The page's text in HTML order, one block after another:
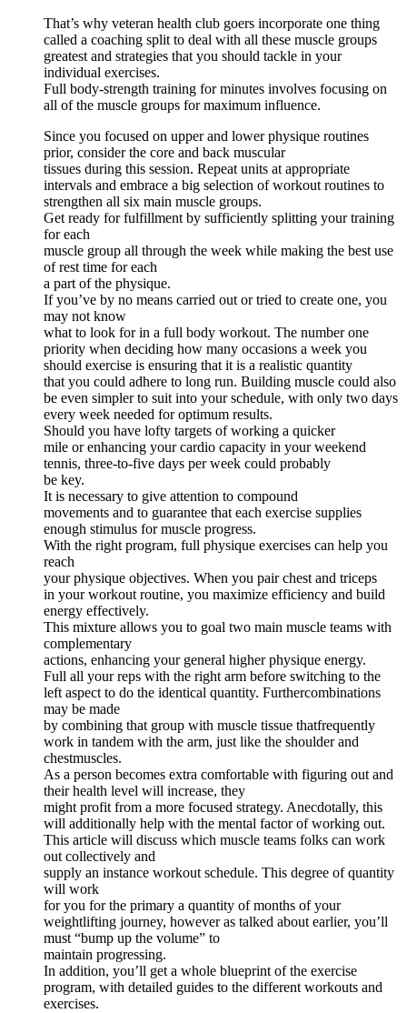
That’s why veteran health club goers incorporate one thing
called a coaching split to deal with all these muscle groups
greatest and strategies that you should tackle in your
individual exercises.
Full body-strength training for minutes involves focusing on
all of the muscle groups for maximum influence.
Since you focused on upper and lower physique routines
prior, consider the core and back muscular
tissues during this session. Repeat units at appropriate
intervals and embrace a big selection of workout routines to
strengthen all six main muscle groups.
Get ready for fulfillment by sufficiently splitting your training
for each
muscle group all through the week while making the best use
of rest time for each
a part of the physique.
If you’ve by no means carried out or tried to create one, you
may not know
what to look for in a full body workout. The number one
priority when deciding how many occasions a week you
should exercise is ensuring that it is a realistic quantity
that you could adhere to long run. Building muscle could also
be even simpler to suit into your schedule, with only two days
every week needed for optimum results.
Should you have lofty targets of working a quicker
mile or enhancing your cardio capacity in your weekend
tennis, three-to-five days per week could probably
be key.
It is necessary to give attention to compound
movements and to guarantee that each exercise supplies
enough stimulus for muscle progress.
With the right program, full physique exercises can help you
reach
your physique objectives. When you pair chest and triceps
in your workout routine, you maximize efficiency and build
energy effectively.
This mixture allows you to goal two main muscle teams with
complementary
actions, enhancing your general higher physique energy.
Full all your reps with the right arm before switching to the
left aspect to do the identical quantity. Furthercombinations
may be made
by combining that group with muscle tissue thatfrequently
work in tandem with the arm, just like the shoulder and
chestmuscles.
As a person becomes extra comfortable with figuring out and
their health level will increase, they
might profit from a more focused strategy. Anecdotally, this
will additionally help with the mental factor of working out.
This article will discuss which muscle teams folks can work
out collectively and
supply an instance workout schedule. This degree of quantity
will work
for you for the primary a quantity of months of your
weightlifting journey, however as talked about earlier, you’ll
must “bump up the volume” to
maintain progressing.
In addition, you’ll get a whole blueprint of the exercise
program, with detailed guides to the different workouts and
exercises.